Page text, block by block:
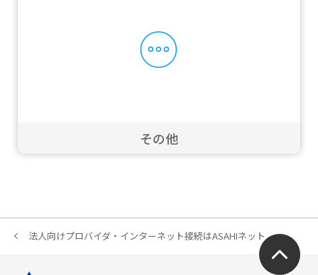
法人向けプロバイダ・インターネット接続はASAHIネット
その他